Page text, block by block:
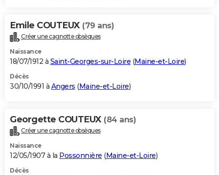
Emile COUTEUX (79 ans)
Créer une cagnotte obsèques
Naissance
18/07/1912 à Saint-Georges-sur-Loire (Maine-et-Loire)
Décès
30/10/1991 à Angers (Maine-et-Loire)
Georgette COUTEUX (84 ans)
Créer une cagnotte obsèques
Naissance
12/05/1907 à la Possonnière (Maine-et-Loire)
Décès